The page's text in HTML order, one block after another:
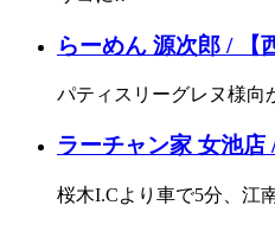
らーめん 源次郎 / 【
パティスリーグレヌ様向
ラーチャン家 女池店
桜木I.Cより車で5分、江